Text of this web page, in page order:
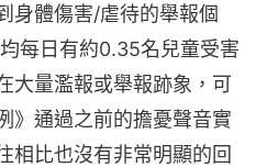
身體傷害/虐待的舉報個
每日有約0.35名兒童受害
量濫報或舉報跡象，可
》通過之前的擔憂聲音實
相比也沒有非常明顯的回